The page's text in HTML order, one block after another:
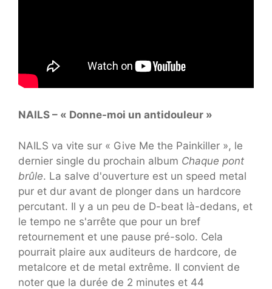
NAILS – « Donne-moi un antidouleur »
NAILS va vite sur « Give Me the Painkiller », le
dernier single du prochain album Chaque pont
brûle. La salve d'ouverture est un speed metal
pur et dur avant de plonger dans un hardcore
percutant. Il y a un peu de D-beat là-dedans, et
le tempo ne s'arrête que pour un bref
retournement et une pause pré-solo. Cela
pourrait plaire aux auditeurs de hardcore, de
metalcore et de metal extrême. Il convient de
noter que la durée de 2 minutes et 44